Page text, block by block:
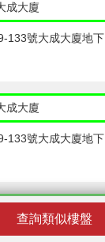
查詢類似樓盤
成大廈
133號大成大廈地下
成大廈
133號大成大廈地下
39號中環大廈地下